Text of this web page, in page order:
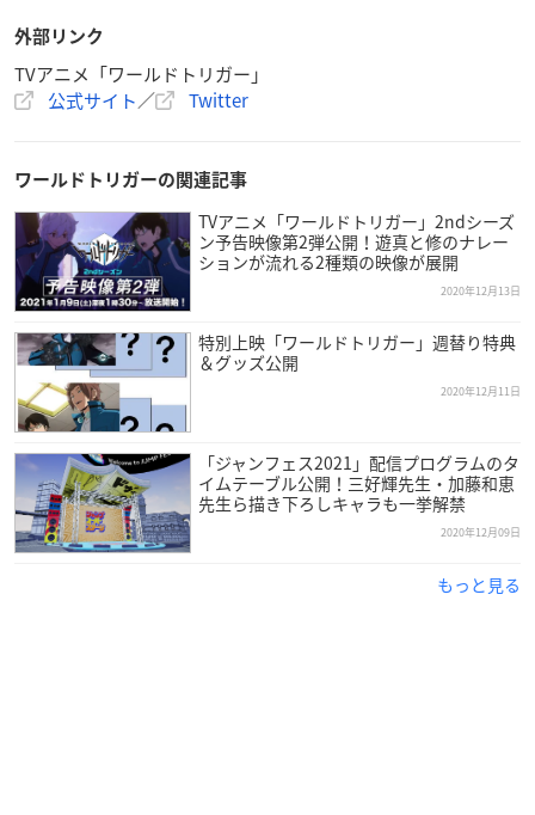
沼田祐介（諏訪洸太郎）／徳山靖彦（堤大地）
畠中祐（笹森日佐人）／高塚正也（来馬辰也）
竹本英史（荒船哲次）／置鮎龍太郎（冬島慎次）
庄司宇芽香（熊谷友子）／一木千洋（日浦茜）
赤羽根健治（若村麓郎）／三野雄大（三浦雄太）
近藤玲奈（染井華）／島﨑信長（ヒュース）
江川央生（ガトリン）／豊永利行（ラタリコフ）
園崎未恵（ウェン･ソー）／津田健次郎（コスケロ）
村瀬歩（レギンデッツ）／白石涼子（ヨミ）
緑川光（風間蒼也）／野島裕史（村上鋼）
渡辺美佐（加古望）／ゆかな（黒江双葉）
諏訪部順一（二宮匡貴）／内匠靖明（辻新之助）
田中健大（犬飼澄晴）
※敬称略
外部リンク
TVアニメ「ワールドトリガー」
公式サイト／ Twitter
ワールドトリガーの関連記事
TVアニメ「ワールドトリガー」2ndシーズ
ン予告映像第2弾公開！遊真と修のナレー
ションが流れる2種類の映像が展開
2020年12月13日
特別上映「ワールドトリガー」週替り特典
＆グッズ公開
2020年12月11日
「ジャンフェス2021」配信プログラムのタ
イムテーブル公開！三好輝先生・加藤和恵
先生ら描き下ろしキャラも一挙解禁
2020年12月09日
もっと見る